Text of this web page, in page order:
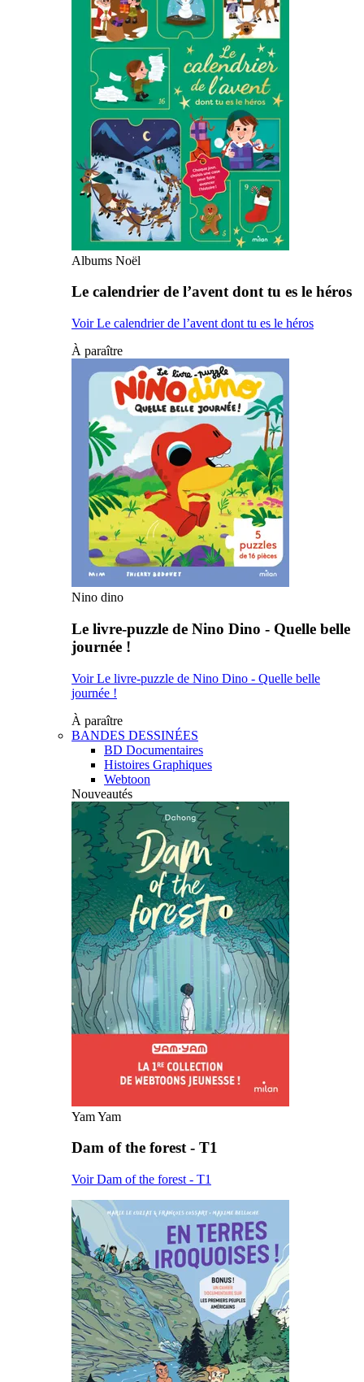
Albums Noël
Le calendrier de l’avent dont tu es le héros
Voir Le calendrier de l’avent dont tu es le héros
À paraître
Nino dino
Le livre-puzzle de Nino Dino - Quelle belle
journée !
Voir Le livre-puzzle de Nino Dino - Quelle belle
journée !
À paraître
BANDES DESSINÉES
BD Documentaires
Histoires Graphiques
Webtoon
Nouveautés
Yam Yam
Dam of the forest - T1
Voir Dam of the forest - T1